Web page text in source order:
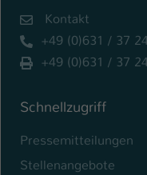
Kontakt
+49 (0)631 / 37
+49 (0)631 / 37
Schnellzugriff
Pressemitteilungen
Stellenangebote